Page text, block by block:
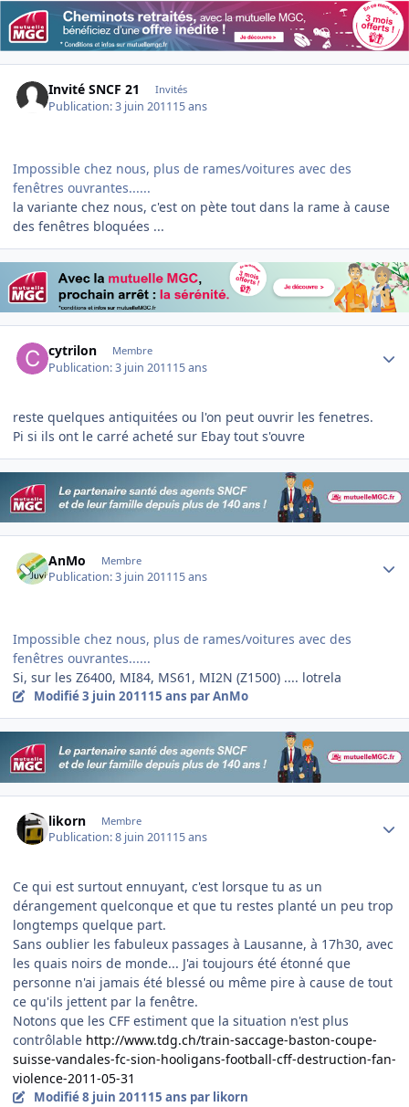
Invité SNCF 21 Invités
Publication:3 juin 201115 ans
Impossible chez nous, plus de rames/voitures avec des
fenêtres ouvrantes......
la variante chez nous, c'est on pète tout dans la rame à cause
des fenêtres bloquées ...
cytrilon Membre
Publication:3 juin 201115 ans
reste quelques antiquitées ou l'on peut ouvrir les fenetres.
Pi si ils ont le carré acheté sur Ebay tout s'ouvre
AnMo Membre
Publication:3 juin 201115 ans
Impossible chez nous, plus de rames/voitures avec des
fenêtres ouvrantes......
Si, sur les Z6400, MI84, MS61, MI2N (Z1500) .... lotrela
Modifié3 juin 201115 ans par AnMo
likorn Membre
Publication:8 juin 201115 ans
Ce qui est surtout ennuyant, c'est lorsque tu as un
dérangement quelconque et que tu restes planté un peu trop
longtemps quelque part.
Sans oublier les fabuleux passages à Lausanne, à 17h30, avec
les quais noirs de monde... J'ai toujours été étonné que
personne n'ai jamais été blessé ou même pire à cause de tout
ce qu'ils jettent par la fenêtre.
Notons que les CFF estiment que la situation n'est plus
contrôlable http://www.tdg.ch/train-saccage-baston-coupe-
suisse-vandales-fc-sion-hooligans-football-cff-destruction-fan-
violence-2011-05-31
Modifié8 juin 201115 ans par likorn